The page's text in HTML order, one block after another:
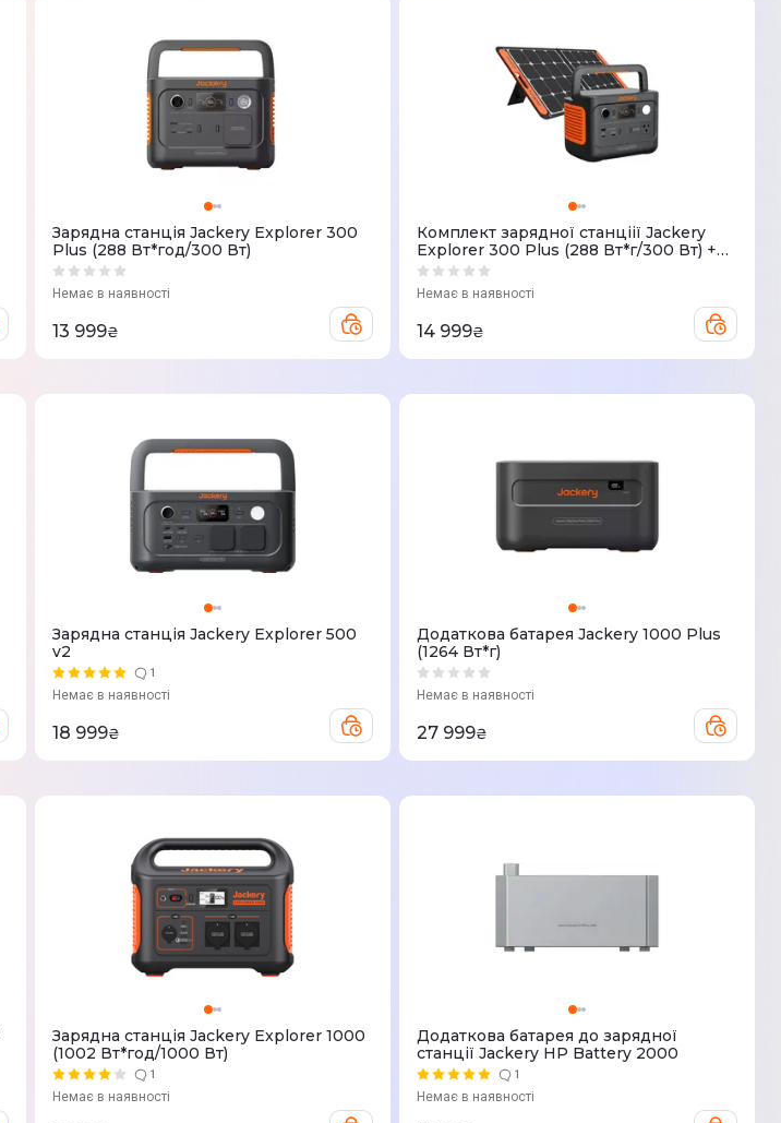
Зарядна станцiя Jackery Explorer 300
Plus (288 Вт*год/300 Вт)
Немає в наявності
13 999₴
Комплект зарядної станцiії Jackery
Explorer 300 Plus (288 Вт*г/300 Вт) +
сонячна панель 40W
Немає в наявності
14 999₴
Зарядна станцiя Jackery Explorer 500
v2
1
Немає в наявності
18 999₴
Додаткова батарея Jackery 1000 Plus
(1264 Вт*г)
Немає в наявності
27 999₴
Зарядна станцiя Jackery Explorer 1000
(1002 Вт*год/1000 Вт)
1
Немає в наявності
Додаткова батарея до зарядної
станції Jackery HP Battery 2000
1
Немає в наявності